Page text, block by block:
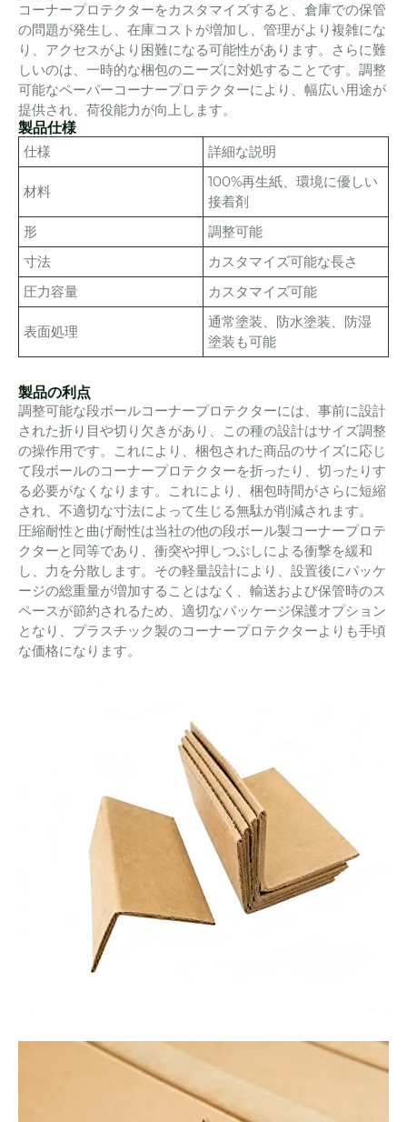
コーナープロテクターをカスタマイズすると、倉庫での保管
の問題が発生し、在庫コストが増加し、管理がより複雑にな
り、アクセスがより困難になる可能性があります。さらに難
しいのは、一時的な梱包のニーズに対処することです。調整
可能なペーパーコーナープロテクターにより、幅広い用途が
提供され、荷役能力が向上します。
製品仕様
仕様
詳細な説明
材料
100%再生紙、環境に優しい
接着剤
形
調整可能
寸法
カスタマイズ可能な長さ
圧力容量
カスタマイズ可能
表面処理
通常塗装、防水塗装、防湿
塗装も可能
製品の利点
調整可能な段ボールコーナープロテクターには、事前に設計
された折り目や切り欠きがあり、この種の設計はサイズ調整
の操作用です。これにより、梱包された商品のサイズに応じ
て段ボールのコーナープロテクターを折ったり、切ったりす
る必要がなくなります。これにより、梱包時間がさらに短縮
され、不適切な寸法によって生じる無駄が削減されます。
圧縮耐性と曲げ耐性は当社の他の段ボール製コーナープロテ
クターと同等であり、衝突や押しつぶしによる衝撃を緩和
し、力を分散します。その軽量設計により、設置後にパッケ
ージの総重量が増加することはなく、輸送および保管時のス
ペースが節約されるため、適切なパッケージ保護オプション
となり、プラスチック製のコーナープロテクターよりも手頃
な価格になります。